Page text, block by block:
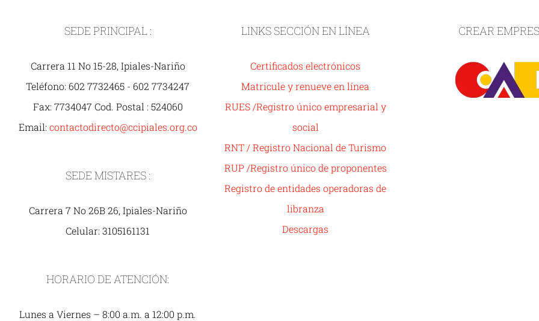
SEDE PRINCIPAL :
Carrera 11 No 15-28, Ipiales-Nariño
Teléfono: 602 7732465 - 602 7734247
Fax: 7734047 Cod. Postal : 524060
Email: contactodirecto@ccipiales.org.co
SEDE MISTARES :
Carrera 7 No 26B 26, Ipiales-Nariño
Celular: 3105161131
HORARIO DE ATENCIÓN:
Lunes a Viernes – 8:00 a.m. a 12:00 p.m.
LINKS SECCIÓN EN LÍNEA
Certificados electrónicos
Matricule y renueve en línea
RUES /Registro único empresarial y
social
RNT / Registro Nacional de Turismo
RUP /Registro único de proponentes
Registro de entidades operadoras de
libranza
Descargas
CREAR